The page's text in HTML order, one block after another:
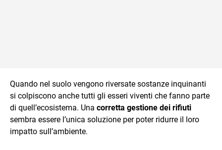
Quando nel suolo vengono riversate sostanze inquinanti
si colpiscono anche tutti gli esseri viventi che fanno parte
di quell’ecosistema. Una corretta gestione dei rifiuti
sembra essere l’unica soluzione per poter ridurre il loro
impatto sull’ambiente.